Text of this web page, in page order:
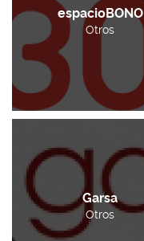
espacioBONO
Otros
Garsa
Otros